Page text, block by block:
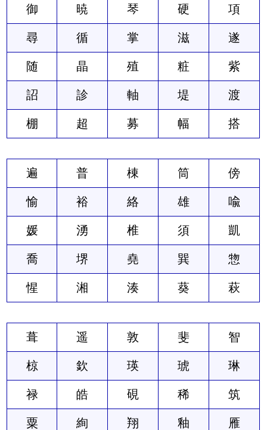
御 暁 琴 硬 項
尋 循 掌 滋 遂
随 晶 殖 粧 紫
詔 診 軸 堤 渡
棚 超 募 幅 搭
遍 普 棟 筒 傍
愉 裕 絡 雄 喩
媛 湧 椎 須 凱
喬 堺 堯 巽 惣
惺 湘 湊 葵 萩
葺 遥 敦 斐 智
椋 欽 瑛 琥 琳
禄 皓 硯 稀 筑
粟 絢 翔 釉 雁